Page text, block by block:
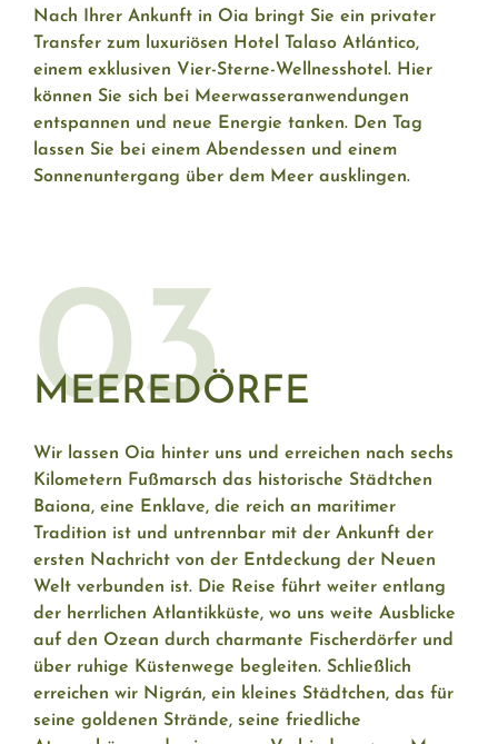
Nach Ihrer Ankunft in Oia bringt Sie ein privater
Transfer zum luxuriösen Hotel Talaso Atlántico,
einem exklusiven Vier-Sterne-Wellnesshotel. Hier
können Sie sich bei Meerwasseranwendungen
entspannen und neue Energie tanken. Den Tag
lassen Sie bei einem Abendessen und einem
Sonnenuntergang über dem Meer ausklingen.
03
MEEREDÖRFE
Wir lassen Oia hinter uns und erreichen nach sechs
Kilometern Fußmarsch das historische Städtchen
Baiona, eine Enklave, die reich an maritimer
Tradition ist und untrennbar mit der Ankunft der
ersten Nachricht von der Entdeckung der Neuen
Welt verbunden ist. Die Reise führt weiter entlang
der herrlichen Atlantikküste, wo uns weite Ausblicke
auf den Ozean durch charmante Fischerdörfer und
über ruhige Küstenwege begleiten. Schließlich
erreichen wir Nigrán, ein kleines Städtchen, das für
seine goldenen Strände, seine friedliche